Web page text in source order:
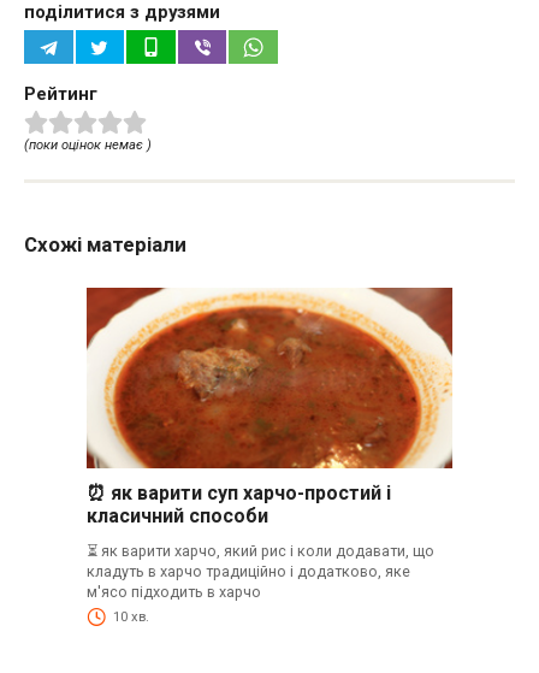
поділитися з друзями
Рейтинг
(поки оцінок немає )
Схожі матеріали
⏰ як варити суп харчо-простий і
класичний способи
⏳ як варити харчо, який рис і коли додавати, що
кладуть в харчо традиційно і додатково, яке
м'ясо підходить в харчо
10 хв.